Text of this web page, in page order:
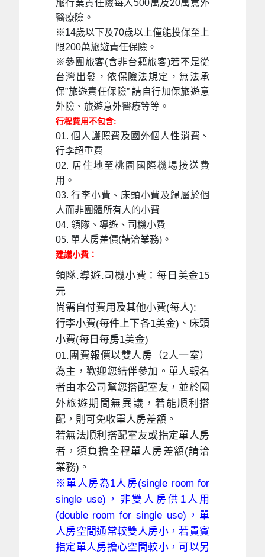
旅行業責任險每人500萬及20萬意外
醫療險。
※14歲以下及70歲以上僅能投保至上
限200萬旅遊責任保險。
※參團旅客(含非台籍旅客)若不是從
台灣出發，依保險法規定，無法承
保”旅遊責任保險” 請自行加保旅遊意
外險、旅遊意外醫療等等。
行程費用不包含:
01. 個人護照費及國外個人性消費、
行李超重費
02. 居住地至桃園國際機場接送費
用。
03. 行李小費、床頭小費及歸屬於個
人而非團體所有人的小費
04. 領隊、導遊、司機小費
05. 單人房差價(請洽業務)。
建議小費：
領隊.導遊.司機小費：每日美金15
元
尚需自付費用及其他小費(每人):
行李小費(每件上下各1美金)、床頭
小費(每日每房1美金)
01.團費報價以雙人房（2人一室）
為主，歡迎您結伴參加。單人報名
者由本公司幫您搭配室友，並於國
外旅遊期間無異議，若能順利搭
配，則可免收單人房差額。
若無法順利搭配室友或指定單人房
者，須負擔全程單人房差額(請洽
業務)。
※單人房為1人房(single room for
single use)，非雙人房供1人用
(double room for single use)，單
人房空間通常較雙人房小，若貴賓
指定單人房擔心空間較小，可以另